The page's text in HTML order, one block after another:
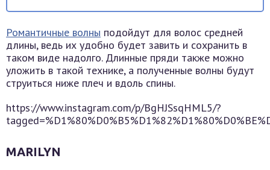
Романтичные волны подойдут для волос средней
длины, ведь их удобно будет завить и сохранить в
таком виде надолго. Длинные пряди также можно
уложить в такой технике, а полученные волны будут
струиться ниже плеч и вдоль спины.
https://www.instagram.com/p/BgHJSsqHML5/?
MARILYN